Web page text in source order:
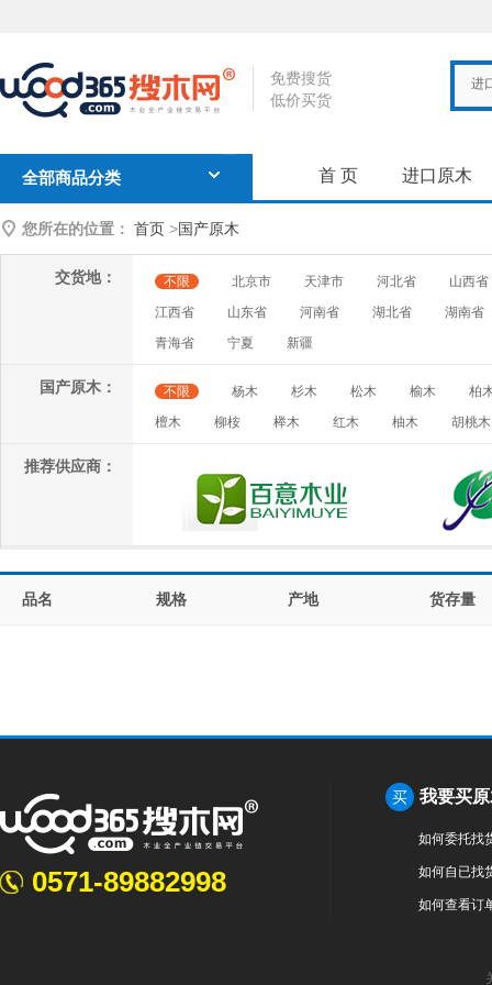
免费搜货
低价买货
进
全部商品分类 首 页 进口原木
您所在的位置： 首页 >国产原木
交货地： 不限 北京市 天津市 河北省
山西省
江西省
山东省 河南省 湖北省
湖南省
青海省
宁夏 新疆
国产原木： 不限 杨木 杉木 松木 榆木
柏
檀木
柳桉 榉木 红木 柚木 胡桃木
推荐供应商：
品名 规格 产地 货存量
0571-89882998
买 我要买
如何委托找
如何自已找
如何查看订